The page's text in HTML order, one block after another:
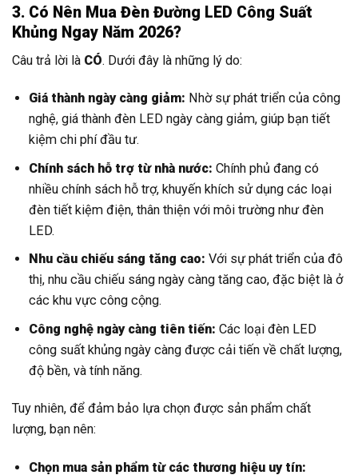
3. Có Nên Mua Đèn Đường LED Công Suất
Khủng Ngay Năm 2026?
Câu trả lời là CÓ. Dưới đây là những lý do:
Giá thành ngày càng giảm: Nhờ sự phát triển của công
nghệ, giá thành đèn LED ngày càng giảm, giúp bạn tiết
kiệm chi phí đầu tư.
Chính sách hỗ trợ từ nhà nước: Chính phủ đang có
nhiều chính sách hỗ trợ, khuyến khích sử dụng các loại
đèn tiết kiệm điện, thân thiện với môi trường như đèn
LED.
Nhu cầu chiếu sáng tăng cao: Với sự phát triển của đô
thị, nhu cầu chiếu sáng ngày càng tăng cao, đặc biệt là ở
các khu vực công cộng.
Công nghệ ngày càng tiên tiến: Các loại đèn LED
công suất khủng ngày càng được cải tiến về chất lượng,
độ bền, và tính năng.
Tuy nhiên, để đảm bảo lựa chọn được sản phẩm chất
lượng, bạn nên:
Chọn mua sản phẩm từ các thương hiệu uy tín: